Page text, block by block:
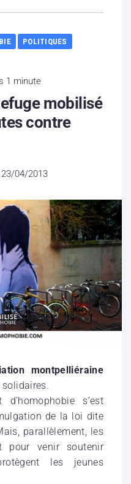
POLITIQUES
1 minute
mobilisé
contre
23/04/2013
montpelliéraine
solidaires.
s’est
de la loi dite
parallèlement, les
pour venir soutenir
les jeunes